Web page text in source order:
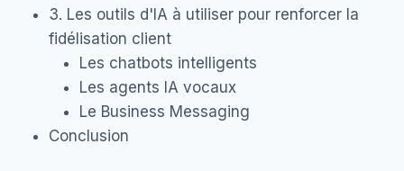
3. Les outils d'IA à utiliser pour renforcer la
fidélisation client
Les chatbots intelligents
Les agents IA vocaux
Le Business Messaging
Conclusion